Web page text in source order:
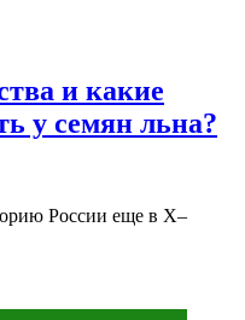
и какие
у семян льна?
России еще в X–